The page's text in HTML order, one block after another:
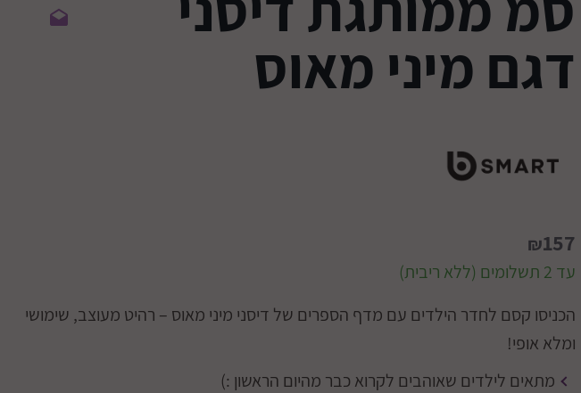
דגם מיני מאוס
₪157
עד 2 תשלומים (ללא ריבית)
הכניסו קסם לחדר הילדים עם מדף הספרים של דיסני מיני מאוס – רהיט מעוצב, שימושי
ומלא אופי!
מתאים לילדים שאוהבים לקרוא כבר מהיום הראשון :)